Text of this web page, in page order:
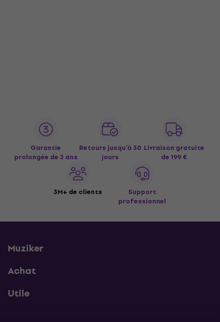
Garantie
prolongée de 3 ans
Retours jusqu’à 30
jours
Livraison gratuite
de 199 €
3M+ de clients
Support
professionnel
Muziker
Achat
Utile